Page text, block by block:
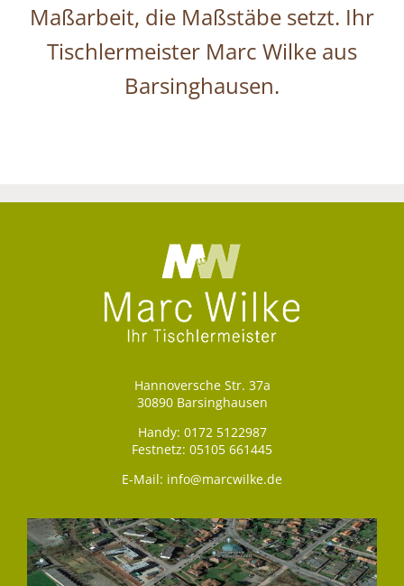
Maßarbeit, die Maßstäbe setzt. Ihr
Tischlermeister Marc Wilke aus
Barsinghausen.
Hannoversche Str. 37a
30890 Barsinghausen
Handy: 0172 5122987
Festnetz: 05105 661445
E-Mail: info@marcwilke.de